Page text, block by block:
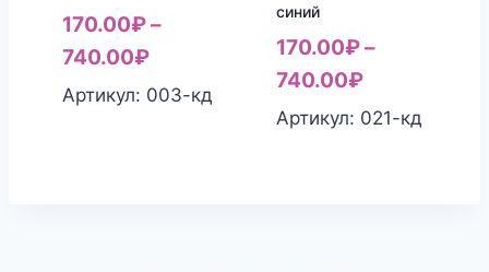
170.00₽–
740.00₽
Артикул: 003-кд
синий
170.00₽–
740.00₽
Артикул: 021-кд